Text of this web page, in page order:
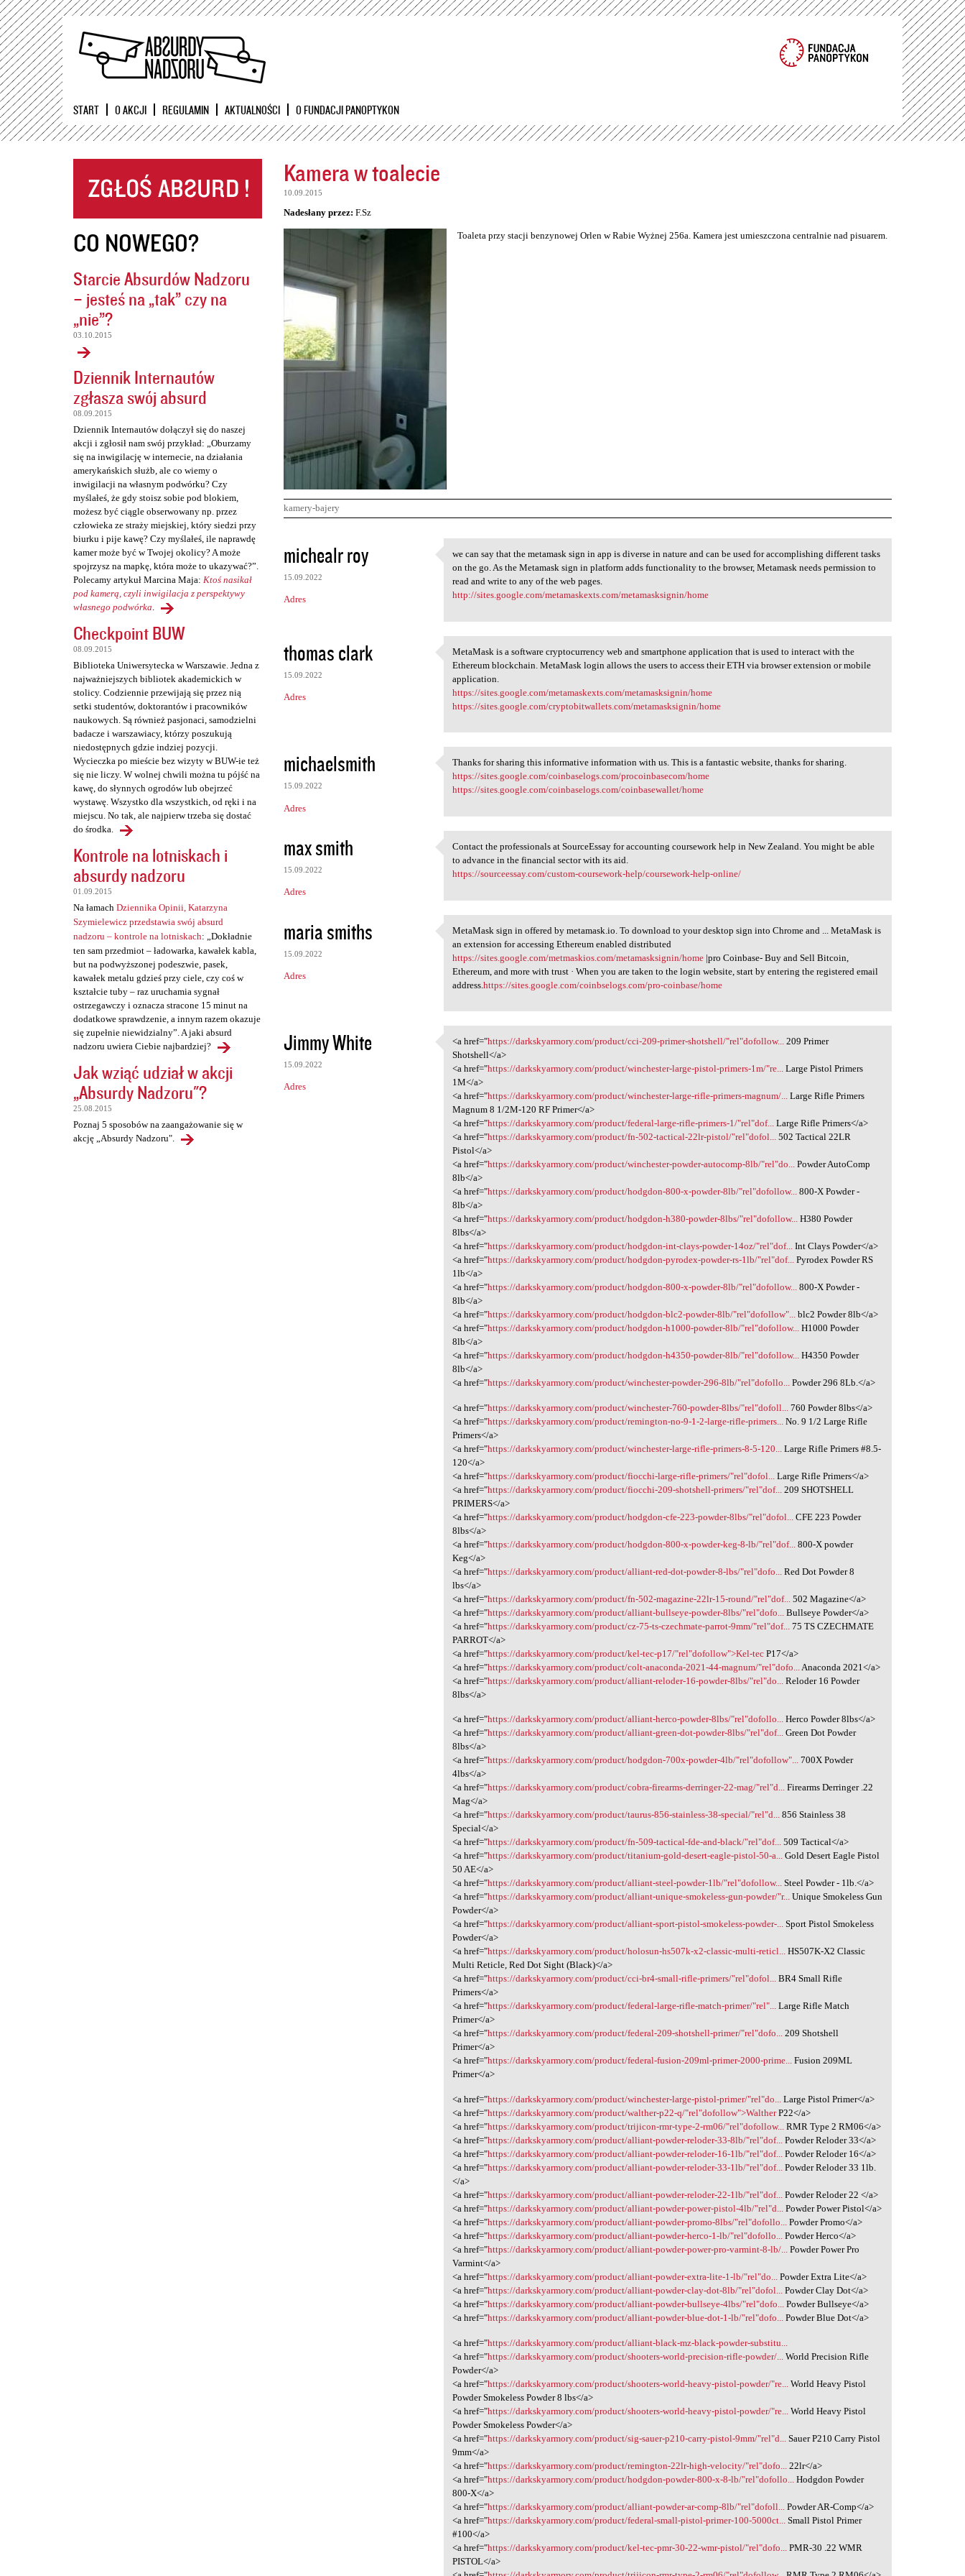
Przejdź
START O AKCJI REGULAMIN AKTUALNOŚCI O FUNDACJI PANOPTYKON
CO NOWEGO?
Starcie Absurdów Nadzoru
– jesteś na „tak” czy na
„nie”?
03.10.2015
Dziennik Internautów
zgłasza swój absurd
08.09.2015
Dziennik Internautów dołączył się do naszej
akcji i zgłosił nam swój przykład: „Oburzamy
się na inwigilację w internecie, na działania
amerykańskich służb, ale co wiemy o
inwigilacji na własnym podwórku? Czy
myślałeś, że gdy stoisz sobie pod blokiem,
możesz być ciągle obserwowany np. przez
człowieka ze straży miejskiej, który siedzi przy
biurku i pije kawę? Czy myślałeś, ile naprawdę
kamer może być w Twojej okolicy? A może
spojrzysz na mapkę, która może to ukazywać?”.
Polecamy artykuł Marcina Maja: Ktoś nasikał
pod kamerą, czyli inwigilacja z perspektywy
własnego podwórka.
Checkpoint BUW
08.09.2015
Biblioteka Uniwersytecka w Warszawie. Jedna z
najważniejszych bibliotek akademickich w
stolicy. Codziennie przewijają się przez nią
setki studentów, doktorantów i pracowników
naukowych. Są również pasjonaci, samodzielni
badacze i warszawiacy, którzy poszukują
niedostępnych gdzie indziej pozycji.
Wycieczka po mieście bez wizyty w BUW-ie też
się nie liczy. W wolnej chwili można tu pójść na
kawę, do słynnych ogrodów lub obejrzeć
wystawę. Wszystko dla wszystkich, od ręki i na
miejscu. No tak, ale najpierw trzeba się dostać
do środka.
Kontrole na lotniskach i
absurdy nadzoru
01.09.2015
Na łamach Dziennika Opinii, Katarzyna
Szymielewicz przedstawia swój absurd
nadzoru – kontrole na lotniskach: „Dokładnie
ten sam przedmiot – ładowarka, kawałek kabla,
but na podwyższonej podeszwie, pasek,
kawałek metalu gdzieś przy ciele, czy coś w
kształcie tuby – raz uruchamia sygnał
ostrzegawczy i oznacza stracone 15 minut na
dodatkowe sprawdzenie, a innym razem okazuje
się zupełnie niewidzialny”. A jaki absurd
nadzoru uwiera Ciebie najbardziej?
Jak wziąć udział w akcji
„Absurdy Nadzoru"?
25.08.2015
Poznaj 5 sposobów na zaangażowanie się w
akcję „Absurdy Nadzoru".
Kamera w toalecie
10.09.2015
Nadesłany przez: F.Sz
Toaleta przy stacji benzynowej Orlen w Rabie Wyżnej 256a. Kamera jest umieszczona centralnie nad pisuarem.
kamery-bajery
K
o
m
e
t
a
r
michealr roy
15.09.2022
Adres
we can say that the metamask
we can say that the metamask sign in app is diverse in nature and can be used for accomplishing different tasks
on the go. As the Metamask sign in platform adds functionality to the browser, Metamask needs permission to
read and write to any of the web pages.
http://sites.google.com/metamaskexts.com/metamasksignin/home
thomas clark
15.09.2022
Adres
MetaMask is a software
MetaMask is a software cryptocurrency web and smartphone application that is used to interact with the
Ethereum blockchain. MetaMask login allows the users to access their ETH via browser extension or mobile
application.
https://sites.google.com/metamaskexts.com/metamasksignin/home
https://sites.google.com/cryptobitwallets.com/metamasksignin/home
michaelsmith
15.09.2022
Adres
Thanks for sharing this
Thanks for sharing this informative information with us. This is a fantastic website, thanks for sharing.
https://sites.google.com/coinbaselogs.com/procoinbasecom/home
https://sites.google.com/coinbaselogs.com/coinbasewallet/home
max smith
15.09.2022
Adres
Contact the professionals at
Contact the professionals at SourceEssay for accounting coursework help in New Zealand. You might be able
to advance in the financial sector with its aid.
https://sourceessay.com/custom-coursework-help/coursework-help-online/
maria smiths
15.09.2022
Adres
MetaMask sign in offered by
MetaMask sign in offered by metamask.io. To download to your desktop sign into Chrome and ... MetaMask is
an extension for accessing Ethereum enabled distributed
https://sites.google.com/metmaskios.com/metamasksignin/home |pro Coinbase- Buy and Sell Bitcoin,
Ethereum, and more with trust · When you are taken to the login website, start by entering the registered email
address.https://sites.google.com/coinbselogs.com/pro-coinbase/home
Jimmy White
15.09.2022
Adres
<a href="https:/
<a href="https://darkskyarmory.com/product/cci-209-primer-shotshell/"rel"dofollow... 209 Primer
Shotshell</a>
<a href="https://darkskyarmory.com/product/winchester-large-pistol-primers-1m/"re... Large Pistol Primers
1M</a>
<a href="https://darkskyarmory.com/product/winchester-large-rifle-primers-magnum/... Large Rifle Primers
Magnum 8 1/2M-120 RF Primer</a>
<a href="https://darkskyarmory.com/product/federal-large-rifle-primers-1/"rel"dof... Large Rifle Primers</a>
<a href="https://darkskyarmory.com/product/fn-502-tactical-22lr-pistol/"rel"dofol... 502 Tactical 22LR
Pistol</a>
<a href="https://darkskyarmory.com/product/winchester-powder-autocomp-8lb/"rel"do... Powder AutoComp
8lb</a>
<a href="https://darkskyarmory.com/product/hodgdon-800-x-powder-8lb/"rel"dofollow... 800-X Powder -
8lb</a>
<a href="https://darkskyarmory.com/product/hodgdon-h380-powder-8lbs/"rel"dofollow... H380 Powder
8lbs</a>
<a href="https://darkskyarmory.com/product/hodgdon-int-clays-powder-14oz/"rel"dof... Int Clays Powder</a>
<a href="https://darkskyarmory.com/product/hodgdon-pyrodex-powder-rs-1lb/"rel"dof... Pyrodex Powder RS
1lb</a>
<a href="https://darkskyarmory.com/product/hodgdon-800-x-powder-8lb/"rel"dofollow... 800-X Powder -
8lb</a>
<a href="https://darkskyarmory.com/product/hodgdon-blc2-powder-8lb/"rel"dofollow"... blc2 Powder 8lb</a>
<a href="https://darkskyarmory.com/product/hodgdon-h1000-powder-8lb/"rel"dofollow... H1000 Powder
8lb</a>
<a href="https://darkskyarmory.com/product/hodgdon-h4350-powder-8lb/"rel"dofollow... H4350 Powder
8lb</a>
<a href="https://darkskyarmory.com/product/winchester-powder-296-8lb/"rel"dofollo... Powder 296 8Lb.</a>
<a href="https://darkskyarmory.com/product/winchester-760-powder-8lbs/"rel"dofoll...
760 Powder 8lbs</a>
<a href="https://darkskyarmory.com/product/remington-no-9-1-2-large-rifle-primers...
No. 9 1/2 Large Rifle
Primers</a>
<a href="https://darkskyarmory.com/product/winchester-large-rifle-primers-8-5-120...
Large Rifle Primers #8.5-
120</a>
<a href="https://darkskyarmory.com/product/fiocchi-large-rifle-primers/"rel"dofol...
Large Rifle Primers</a>
<a href="https://darkskyarmory.com/product/fiocchi-209-shotshell-primers/"rel"dof...
209 SHOTSHELL
PRIMERS</a>
<a href="https://darkskyarmory.com/product/hodgdon-cfe-223-powder-8lbs/"rel"dofol...
CFE 223 Powder
8lbs</a>
<a href="https://darkskyarmory.com/product/hodgdon-800-x-powder-keg-8-lb/"rel"dof...
800-X powder
Keg</a>
<a href="https://darkskyarmory.com/product/alliant-red-dot-powder-8-lbs/"rel"dofo...
Red Dot Powder 8
lbs</a>
<a href="https://darkskyarmory.com/product/fn-502-magazine-22lr-15-round/"rel"dof...
502 Magazine</a>
<a href="https://darkskyarmory.com/product/alliant-bullseye-powder-8lbs/"rel"dofo...
Bullseye Powder</a>
<a href="https://darkskyarmory.com/product/cz-75-ts-czechmate-parrot-9mm/"rel"dof...
75 TS CZECHMATE
PARROT</a>
<a href="https://darkskyarmory.com/product/kel-tec-p17/"rel"dofollow">Kel-tec P17</a>
<a href="https://darkskyarmory.com/product/colt-anaconda-2021-44-magnum/"rel"dofo...
Anaconda 2021</a>
<a href="https://darkskyarmory.com/product/alliant-reloder-16-powder-8lbs/"rel"do...
Reloder 16 Powder
8lbs</a>
<a href="https://darkskyarmory.com/product/alliant-herco-powder-8lbs/"rel"dofollo... Herco Powder 8lbs</a>
<a href="https://darkskyarmory.com/product/alliant-green-dot-powder-8lbs/"rel"dof... Green Dot Powder
8lbs</a>
<a href="https://darkskyarmory.com/product/hodgdon-700x-powder-4lb/"rel"dofollow"... 700X Powder
4lbs</a>
<a href="https://darkskyarmory.com/product/cobra-firearms-derringer-22-mag/"rel"d... Firearms Derringer .22
Mag</a>
<a href="https://darkskyarmory.com/product/taurus-856-stainless-38-special/"rel"d... 856 Stainless 38
Special</a>
<a href="https://darkskyarmory.com/product/fn-509-tactical-fde-and-black/"rel"dof... 509 Tactical</a>
<a href="https://darkskyarmory.com/product/titanium-gold-desert-eagle-pistol-50-a... Gold Desert Eagle Pistol
50 AE</a>
<a href="https://darkskyarmory.com/product/alliant-steel-powder-1lb/"rel"dofollow... Steel Powder - 1lb.</a>
<a href="https://darkskyarmory.com/product/alliant-unique-smokeless-gun-powder/"r... Unique Smokeless Gun
Powder</a>
<a href="https://darkskyarmory.com/product/alliant-sport-pistol-smokeless-powder-... Sport Pistol Smokeless
Powder</a>
<a href="https://darkskyarmory.com/product/holosun-hs507k-x2-classic-multi-reticl... HS507K-X2 Classic
Multi Reticle, Red Dot Sight (Black)</a>
<a href="https://darkskyarmory.com/product/cci-br4-small-rifle-primers/"rel"dofol... BR4 Small Rifle
Primers</a>
<a href="https://darkskyarmory.com/product/federal-large-rifle-match-primer/"rel"... Large Rifle Match
Primer</a>
<a href="https://darkskyarmory.com/product/federal-209-shotshell-primer/"rel"dofo... 209 Shotshell
Primer</a>
<a href="https://darkskyarmory.com/product/federal-fusion-209ml-primer-2000-prime... Fusion 209ML
Primer</a>
<a href="https://darkskyarmory.com/product/winchester-large-pistol-primer/"rel"do...
Large Pistol Primer</a>
<a href="https://darkskyarmory.com/product/walther-p22-q/"rel"dofollow">WaltherP22</a>
<a href="https://darkskyarmory.com/product/trijicon-rmr-type-2-rm06/"rel"dofollow...
RMR Type 2 RM06</a>
<a href="https://darkskyarmory.com/product/alliant-powder-reloder-33-8lb/"rel"dof...
Powder Reloder 33</a>
<a href="https://darkskyarmory.com/product/alliant-powder-reloder-16-1lb/"rel"dof...
Powder Reloder 16</a>
<a href="https://darkskyarmory.com/product/alliant-powder-reloder-33-1lb/"rel"dof...
Powder Reloder 33 1lb.
</a>
<a href="https://darkskyarmory.com/product/alliant-powder-reloder-22-1lb/"rel"dof...
Powder Reloder 22 </a>
<a href="https://darkskyarmory.com/product/alliant-powder-power-pistol-4lb/"rel"d...
Powder Power Pistol</a>
<a href="https://darkskyarmory.com/product/alliant-powder-promo-8lbs/"rel"dofollo...
Powder Promo</a>
<a href="https://darkskyarmory.com/product/alliant-powder-herco-1-lb/"rel"dofollo...
Powder Herco</a>
<a href="https://darkskyarmory.com/product/alliant-powder-power-pro-varmint-8-lb/...
Powder Power Pro
Varmint</a>
<a href="https://darkskyarmory.com/product/alliant-powder-extra-lite-1-lb/"rel"do...
Powder Extra Lite</a>
<a href="https://darkskyarmory.com/product/alliant-powder-clay-dot-8lb/"rel"dofol...
Powder Clay Dot</a>
<a href="https://darkskyarmory.com/product/alliant-powder-bullseye-4lbs/"rel"dofo...
Powder Bullseye</a>
<a href="https://darkskyarmory.com/product/alliant-powder-blue-dot-1-lb/"rel"dofo... Powder Blue Dot</a>
<a href="https://darkskyarmory.com/product/alliant-black-mz-black-powder-substitu...
<a href="https://darkskyarmory.com/product/shooters-world-precision-rifle-powder/...
World Precision Rifle
Powder</a>
<a href="https://darkskyarmory.com/product/shooters-world-heavy-pistol-powder/"re...
World Heavy Pistol
Powder Smokeless Powder 8 lbs</a>
<a href="https://darkskyarmory.com/product/shooters-world-heavy-pistol-powder/"re...
World Heavy Pistol
Powder Smokeless Powder</a>
<a href="https://darkskyarmory.com/product/sig-sauer-p210-carry-pistol-9mm/"rel"d...
Sauer P210 Carry Pistol
9mm</a>
<a href="https://darkskyarmory.com/product/remington-22lr-high-velocity/"rel"dofo...
22lr</a>
<a href="https://darkskyarmory.com/product/hodgdon-powder-800-x-8-lb/"rel"dofollo...
Hodgdon Powder
800-X</a>
<a href="https://darkskyarmory.com/product/alliant-powder-ar-comp-8lb/"rel"dofoll...
Powder AR-Comp</a>
<a href="https://darkskyarmory.com/product/federal-small-pistol-primer-100-5000ct...
Small Pistol Primer
#100</a>
<a href="https://darkskyarmory.com/product/kel-tec-pmr-30-22-wmr-pistol/"rel"dofo...
PMR-30 .22 WMR
PISTOL</a>